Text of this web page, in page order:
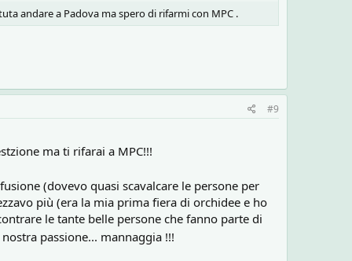
andare a Padova ma spero di rifarmi con MPC .
#9
ma ti rifarai a MPC!!!
(dovevo quasi scavalcare le persone per
più (era la mia prima fiera di orchidee e ho
le tante belle persone che fanno parte di
passione... mannaggia !!!